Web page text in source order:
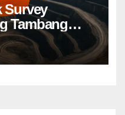
Survey
Tambang
& Akurat